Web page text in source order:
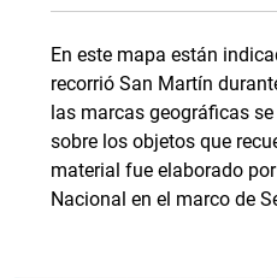
En este mapa están
recorrió San Martín
las marcas geográficas
sobre los objetos que
material fue elaborado
Nacional en el marco de